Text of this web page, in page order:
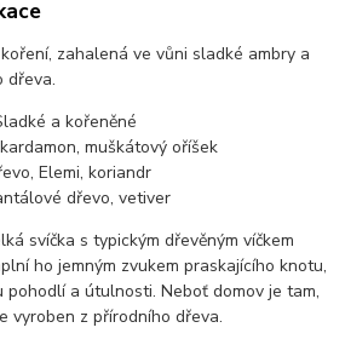
zahalená ve vůni sladké ambry a
dřeva.
a kořeněné
muškátový oříšek
Elemi, koriandr
dřevo, vetiver
svíčka s typickým dřevěným víčkem
ho jemným zvukem praskajícího knotu,
a útulnosti. Neboť domov je tam,
vyroben z přírodního dřeva.